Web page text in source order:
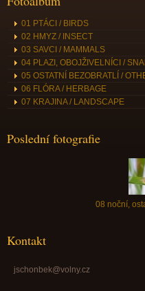
01 PTÁCI / BIRDS
02 HMYZ / INSECT
03 SAVCI / MAMMALS
04 PLAZI, OBOJŽIVELNÍCI /
05 OSTATNÍ BEZOBRATLÍ /
06 FLÓRA / HERBAGE
07 KRAJINA / LANDSCAPE
Poslední fotografie
08 noční,
Kontakt
jschonbek@volny.cz